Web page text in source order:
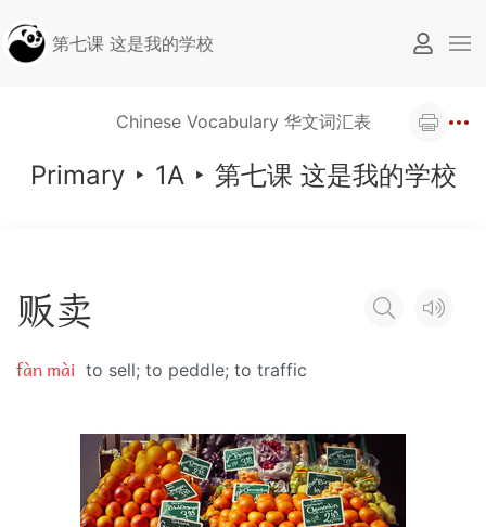
第七课 这是我的学校
Chinese Vocabulary 华文词汇表
Primary‣ 1A‣ 第七课 这是我的学校
贩卖
fàn mài to sell; to peddle; to traffic